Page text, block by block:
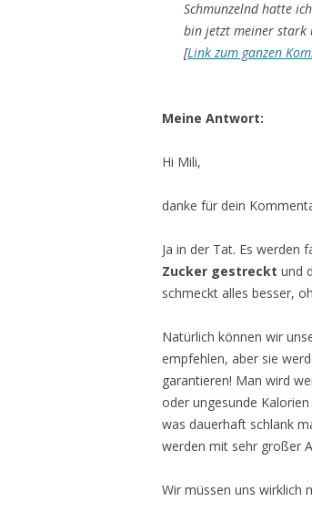
Schmunzelnd hatte
bin jetzt meiner stark
[Link zum ganzen
Meine Antwort:
Hi Mili,
danke für dein
Ja in der Tat. Es werden
Zucker gestreckt und
schmeckt alles besser,
Natürlich können wir
empfehlen, aber sie
garantieren! Man wird
oder ungesunde
was dauerhaft schlank
werden mit sehr großer
Wir müssen uns wirklich